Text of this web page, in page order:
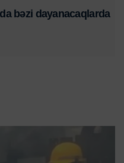
bəzi dayanacaqlarda